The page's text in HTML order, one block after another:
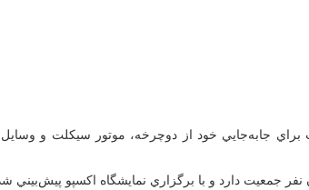
براي جابه‌جايي خود از دوچرخه، موتور سيكلت و
باشگاه خبري فارس «توانا» در محل برگزاري نمايشگاه اكسپو 2010 شانگ‌هاي چين، اين شهر نزديك به 20 ميليون نفر جمعيت دارد و با برگزاري